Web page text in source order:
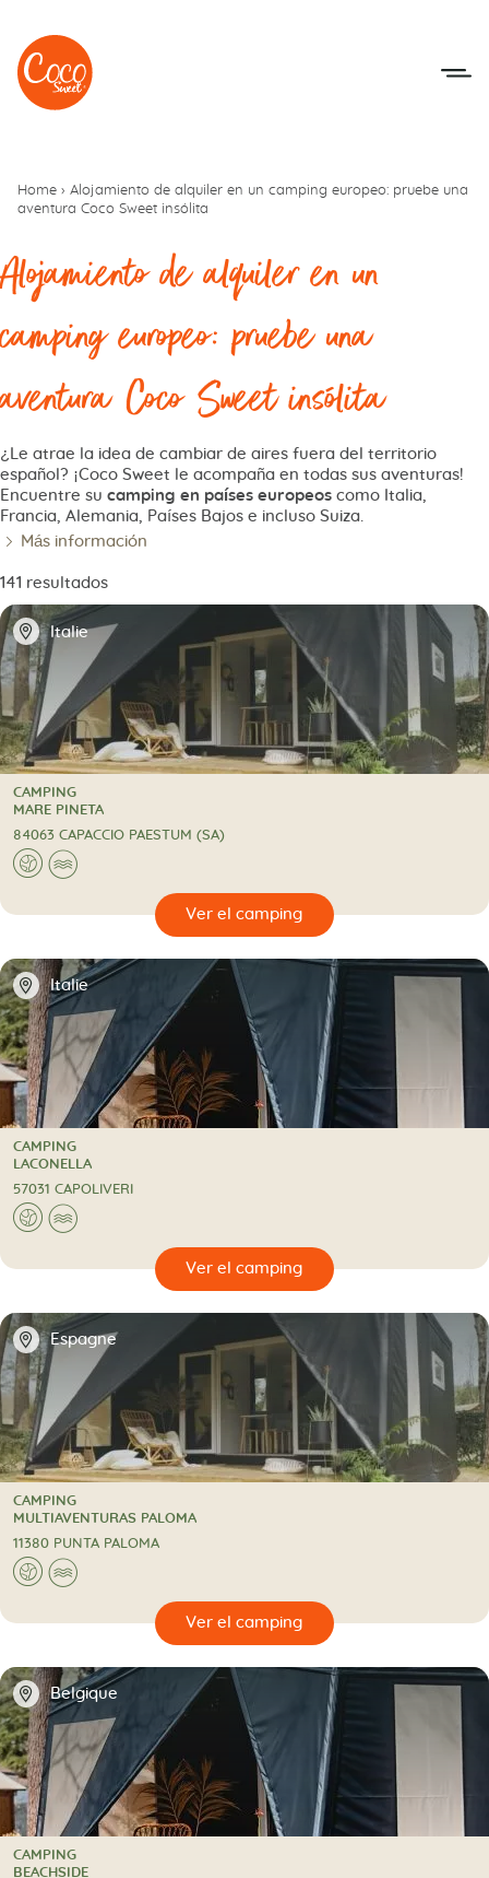
Ir al menú
Ir a los contenidos
Home › Alojamiento de alquiler en un camping europeo: pruebe una
aventura Coco Sweet insólita
Alojamiento de alquiler en un
camping europeo: pruebe una
aventura Coco Sweet insólita
¿Le atrae la idea de cambiar de aires fuera del territorio
español? ¡Coco Sweet le acompaña en todas sus aventuras!
Encuentre su camping en países europeos como Italia,
Francia, Alemania, Países Bajos e incluso Suiza.
Más información
141 resultados
📍 Italie
CAMPING
CAMPING
MARE PINETA
84063 CAPACCIO PAESTUM (SA)
🌍🌊
🔍
📍 Italie
CAMPING
CAMPING
LACONELLA
57031 CAPOLIVERI
🌍🌊
🔍
📍 Espagne
CAMPING
CAMPING
MULTIAVENTURAS PALOMA
11380 PUNTA PALOMA
🌍🌊
🔍
📍 Belgique
CAMPING
CAMPING
BEACHSIDE